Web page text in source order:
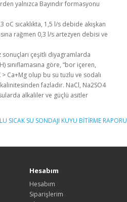
yalnızca Bayındır formasyonu
sıcaklıkta, 1,5 l/s debide akışkan
rağmen 0,3 l/s artezyen debisi ve
sonuçları çeşitli diyagramlarda
göre, “bor içeren,
Ca+Mg olup bu su tuzlu ve sodalı
fazladır. NaCl, Na2SO4
alkaliler ve güçlü asitler
SICAK SU SONDAJI KUYU BİTİRME RAPORU
Hesabım
Hesabım
Siparişlerim